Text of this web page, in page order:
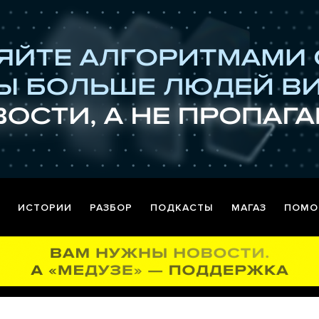
ИСТОРИИ РАЗБОР ПОДКАСТЫ МАГАЗ